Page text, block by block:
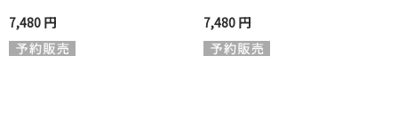
7,480 円 7,480 円